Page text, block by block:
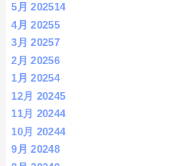
5月 202514
4月 20255
3月 20257
2月 20256
1月 20254
12月 20245
11月 20244
10月 20244
9月 20248